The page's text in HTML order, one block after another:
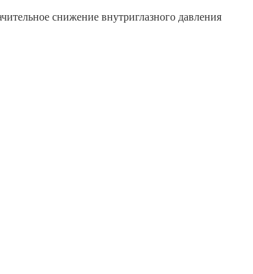
снижение внутриглазного давления